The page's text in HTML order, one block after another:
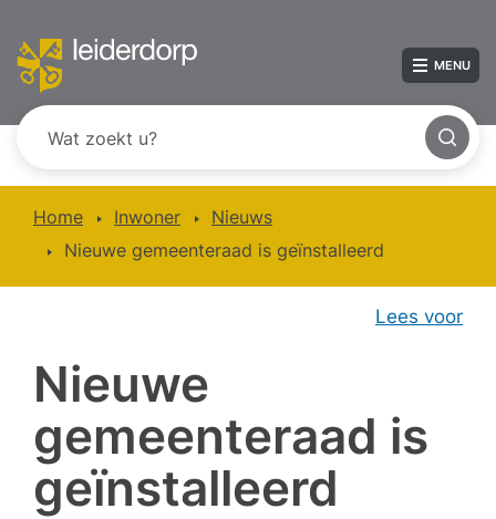
MENU
Home Inwoner
Nieuws
Nieuwe gemeenteraad is geïnstalleerd
Lees voor
Nieuwe
gemeenteraad is
geïnstalleerd